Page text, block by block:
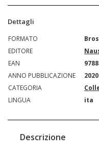
Dettagli
FORMATO
EDITORE
EAN
ANNO PUBBLICAZIONE
2020
CATEGORIA
LINGUA
ita
Descrizione